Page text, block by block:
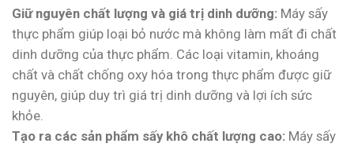
Giữ nguyên chất lượng và giá trị dinh dưỡng: Máy sấy
thực phẩm giúp loại bỏ nước mà không làm mất đi chất
dinh dưỡng của thực phẩm. Các loại vitamin, khoáng
chất và chất chống oxy hóa trong thực phẩm được giữ
nguyên, giúp duy trì giá trị dinh dưỡng và lợi ích sức
khỏe.
Tạo ra các sản phẩm sấy khô chất lượng cao: Máy sấy